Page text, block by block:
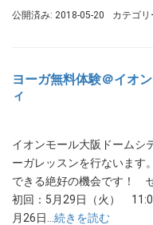
公開済み: 2018-05-20 カテゴリ
ヨーガ無料体験＠イオ
ィ
イオンモール大阪ドームシ
ーガレッスンを行ないます
できる絶好の機会です！
初回：5月29日（火）
月26日… 続きを読む